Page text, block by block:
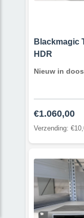
Blackmagic
HDR
Nieuw in
€1.060,00
Verzending: